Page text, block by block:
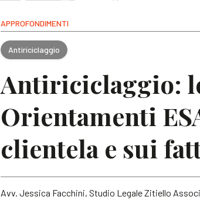
APPROFONDIMENTI
Antiriciclaggio
Antiriciclaggio:
Orientamenti
clientela e sui
Avv. Jessica Facchini, Studio Legale Zitiello